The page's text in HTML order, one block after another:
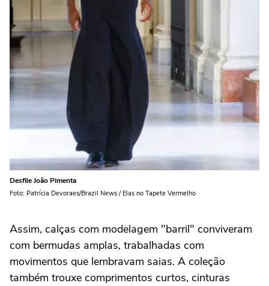
Desfile João Pimenta
Foto: Patrícia Devoraes/Brazil News / Elas no Tapete Vermelho
Assim, calças com modelagem "barril" conviveram
com bermudas amplas, trabalhadas com
movimentos que lembravam saias. A coleção
também trouxe comprimentos curtos, cinturas